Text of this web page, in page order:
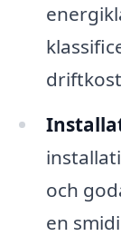
och
en